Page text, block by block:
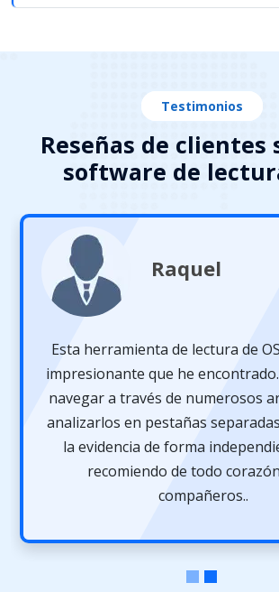
Testimonios
Reseñas de clientes
software de
Raquel
Esta herramienta de lectura de
impresionante que he
navegar a través de numerosos
analizarlos en pestañas
la evidencia de forma
recomiendo de todo
compañeros..